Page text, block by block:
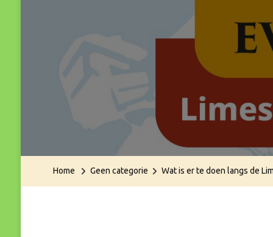
Home Geen categorie Wat is er te doen langs de